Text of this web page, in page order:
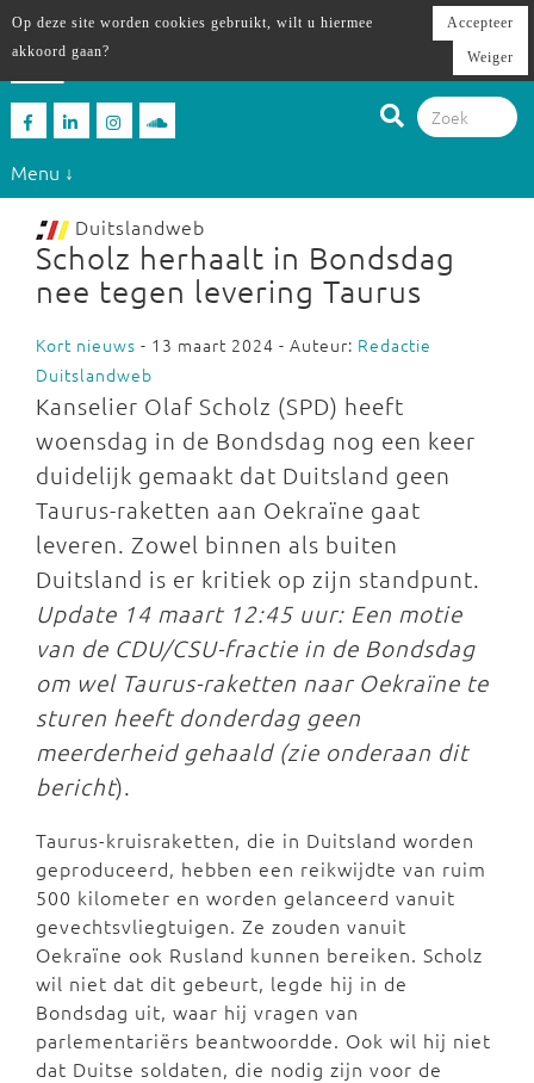
Menu ↓
Duitslandweb
Scholz herhaalt in Bondsdag
nee tegen levering Taurus
Kort nieuws - 13 maart 2024 - Auteur: Redactie
Duitslandweb
Kanselier Olaf Scholz (SPD) heeft
woensdag in de Bondsdag nog een keer
duidelijk gemaakt dat Duitsland geen
Taurus-raketten aan Oekraïne gaat
leveren. Zowel binnen als buiten
Duitsland is er kritiek op zijn standpunt.
Update 14 maart 12:45 uur: Een motie
van de CDU/CSU-fractie in de Bondsdag
om wel Taurus-raketten naar Oekraïne te
sturen heeft donderdag geen
meerderheid gehaald (zie onderaan dit
bericht).
Taurus-kruisraketten, die in Duitsland worden
geproduceerd, hebben een reikwijdte van ruim
500 kilometer en worden gelanceerd vanuit
gevechtsvliegtuigen. Ze zouden vanuit
Oekraïne ook Rusland kunnen bereiken. Scholz
wil niet dat dit gebeurt, legde hij in de
Bondsdag uit, waar hij vragen van
parlementariërs beantwoordde. Ook wil hij niet
dat Duitse soldaten, die nodig zijn voor de
Op deze site worden cookies gebruikt, wilt u hiermee
akkoord gaan?
Accepteer
Weiger